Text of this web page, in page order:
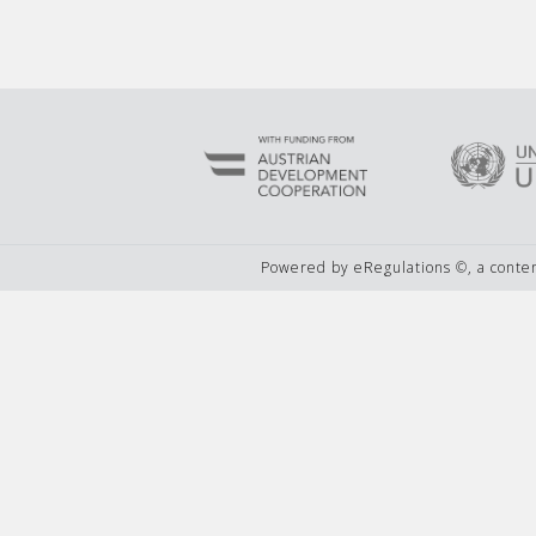
Powered by eRegulations ©, a